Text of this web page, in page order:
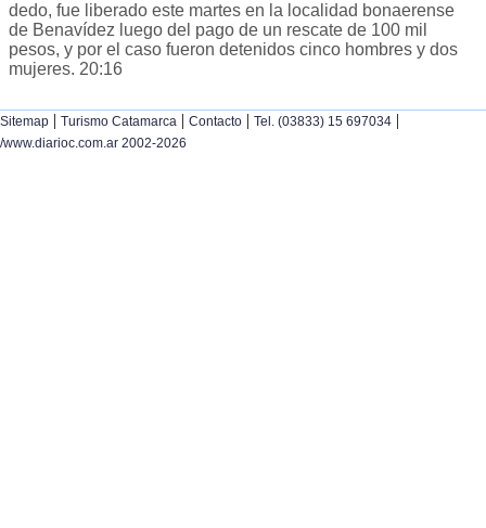
dedo, fue liberado este martes en la localidad bonaerense
de Benavídez luego del pago de un rescate de 100 mil
pesos, y por el caso fueron detenidos cinco hombres y dos
mujeres. 20:16
Sitemap | Turismo Catamarca | Contacto | Tel. (03833) 15 697034 |
/www.diarioc.com.ar 2002-2026